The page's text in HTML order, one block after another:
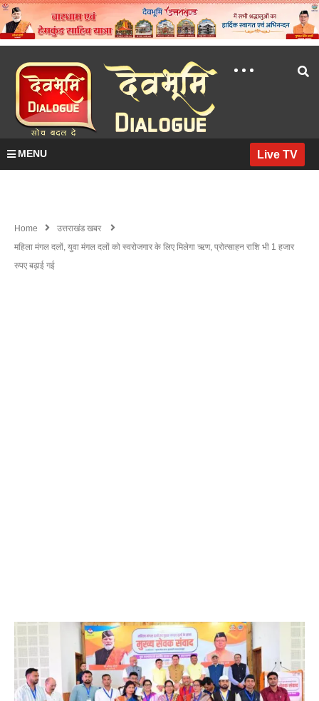
MENU Live TV
Home
उत्तराखंड खबर
महिला मंगल दलों, युवा मंगल दलों को स्वरोजगार के लिए मिलेगा ऋण, प्रोत्साहन राशि भी 1 हजार
रुपए बढ़ाई गई